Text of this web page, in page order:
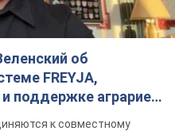
об
FREYJA,
поддержке аграриев.
к совместному